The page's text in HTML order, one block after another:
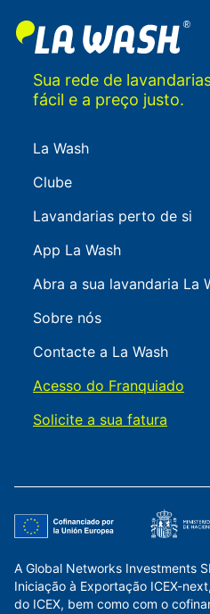
Sua rede de
fácil e a preço justo.
La Wash
Clube
Lavandarias perto de si
App La Wash
Abra a sua lavandaria La
Sobre nós
Contacte a La Wash
Acesso do Franquiado
Solicite a sua fatura
A Global Networks Investments
Iniciação à Exportação ICEX-
do ICEX, bem como com o